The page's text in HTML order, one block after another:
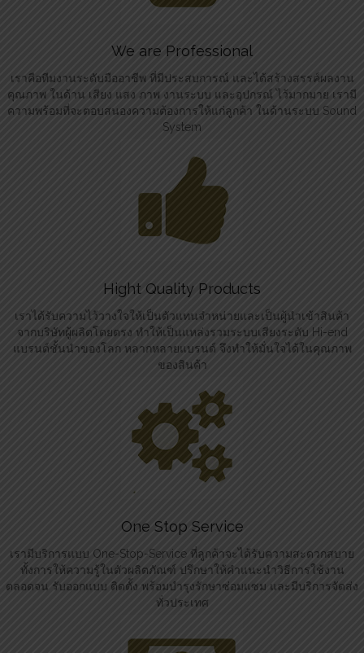
We are Professional
เราคือทีมงานระดับมืออาชีพ ที่มีประสบการณ์ และได้สร้างสรรค์ผลงาน
คุณภาพ ในด้าน เสียง แสง ภาพ งานระบบ และอุปกรณ์ ไว้มากมาย เรามี
ความพร้อมที่จะตอบสนองความต้องการให้แก่ลูกค้า ในด้านระบบ Sound
System
Hight Quality Products
เราได้รับความไว้วางใจให้เป็นตัวแทนจำหน่ายและเป็นผู้นำเข้าสินค้า
จากบริษัทผู้ผลิตโดยตรง ทำให้เป็นแหล่งรวมระบบเสียงระดับ Hi-end
แบรนด์ชั้นนำของโลก หลากหลายแบรนด์ จึงทำให้มั่นใจได้ในคุณภาพ
ของสินค้า
One Stop Service
เรามีบริการแบบ One-Stop-Service ที่ลูกค้าจะได้รับความสะดวกสบาย
ทั้งการให้ความรู้ในตัวผลิตภัณฑ์ ปรึกษาให้คำแนะนำวิธีการใช้งาน
ตลอดจน รับออกแบบ ติดตั้ง พร้อมบำรุงรักษาซ่อมแซม และมีบริการจัดส่ง
ทั่วประเทศ